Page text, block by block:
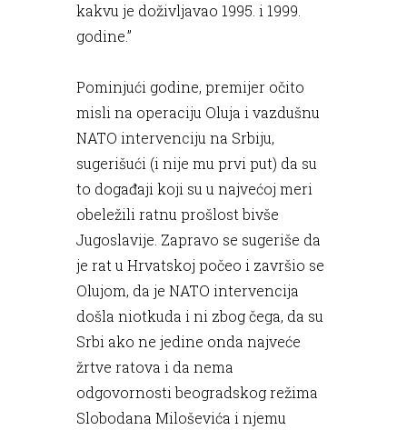
kakvu je doživljavao 1995. i 1999.
godine.”
Pominjući godine, premijer očito
misli na operaciju Oluja i vazdušnu
NATO intervenciju na Srbiju,
sugerišući (i nije mu prvi put) da su
to događaji koji su u najvećoj meri
obeležili ratnu prošlost bivše
Jugoslavije. Zapravo se sugeriše da
je rat u Hrvatskoj počeo i završio se
Olujom, da je NATO intervencija
došla niotkuda i ni zbog čega, da su
Srbi ako ne jedine onda najveće
žrtve ratova i da nema
odgovornosti beogradskog režima
Slobodana Miloševića i njemu